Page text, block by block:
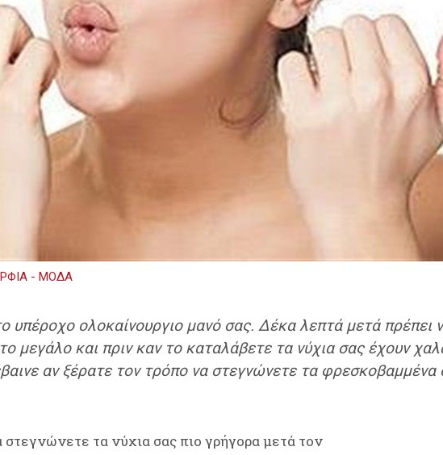
- ΜΟΔΑ
υπέροχο ολοκαίνουργιο μανό σας. Δέκα λεπτά μετά πρέπει
μεγάλο και πριν καν το καταλάβετε τα νύχια σας έχουν
αν ξέρατε τον τρόπο να στεγνώνετε τα φρεσκοβαμμένα
τα νύχια σας πιο γρήγορα μετά τον